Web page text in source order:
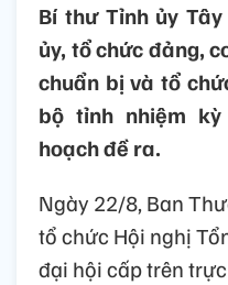
Bí thư Tỉnh ủy
ủy, tổ chức đảng,
chuẩn bị và tổ
bộ tỉnh nhiệm
hoạch đề ra.
Ngày 22/8, Ban
tổ chức Hội nghị
đại hội cấp trên